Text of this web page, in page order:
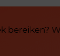
bereiken?